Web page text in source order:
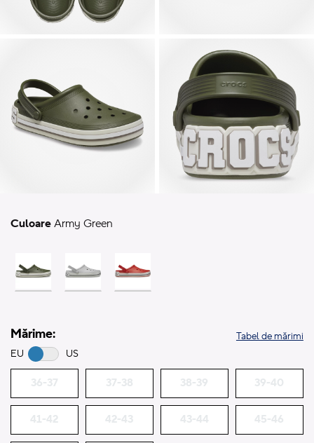
Culoare Army Green
Mărime:
EU US
Tabel de mărimi
36-37 37-38 38-39 39-40
41-42 42-43 43-44 45-46